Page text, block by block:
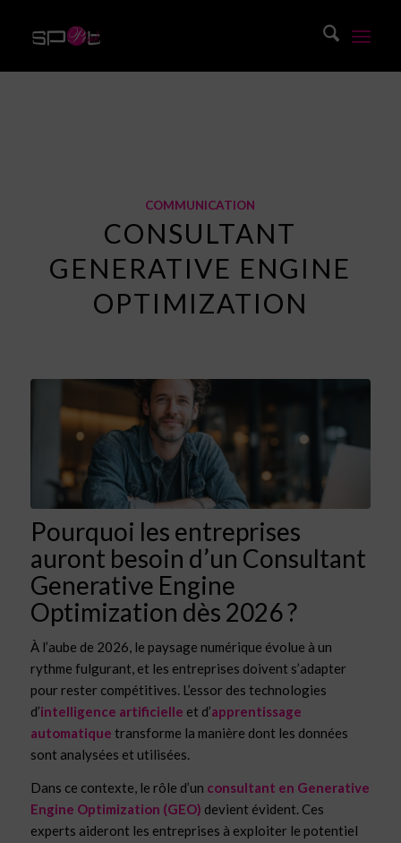
COMMUNICATION
CONSULTANT
GENERATIVE ENGINE
OPTIMIZATION
Pourquoi les entreprises
auront besoin d’un Consultant
Generative Engine
Optimization dès 2026 ?
À l’aube de 2026, le paysage numérique évolue à un
rythme fulgurant, et les entreprises doivent s’adapter
pour rester compétitives. L’essor des technologies
d’intelligence artificielle et d’apprentissage
automatique transforme la manière dont les données
sont analysées et utilisées.
Dans ce contexte, le rôle d’un consultant en Generative
Engine Optimization (GEO) devient évident. Ces
experts aideront les entreprises à exploiter le potentiel